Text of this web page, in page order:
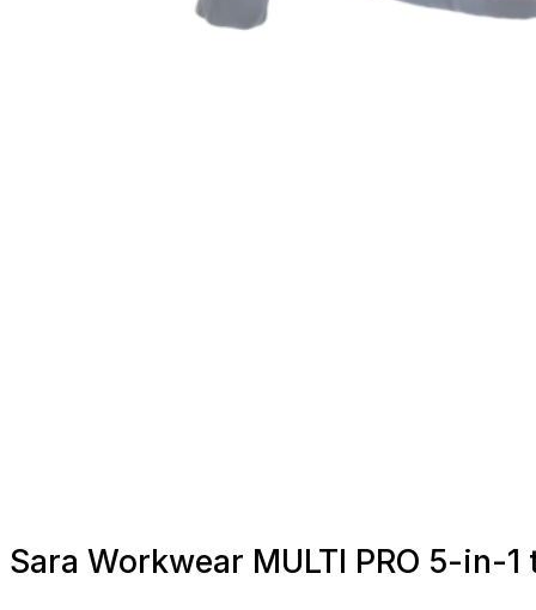
Sara Workwear MULTI PRO 5-in-